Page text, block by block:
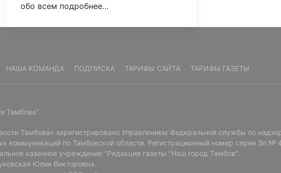
обо всем подробнее…
НАША КОМАНДА ПОДПИСКА ТАРИФЫ САЙТА ТАРИФЫ ГАЗЕТЫ
Тамбова"
Тамбова» зарегистрировано Управлением Федеральной службы по
коммуникаций по Тамбовской области. Регистрационный номер серия Эл №
казенное учреждение "Редакция газеты "Наш город Тамбов".
Юлия Викторовна.